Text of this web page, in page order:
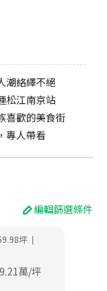
潮絡繹不絕
松江南京站
喜歡的美食街
專人帶看
編輯篩選條件
坪 |
萬/坪